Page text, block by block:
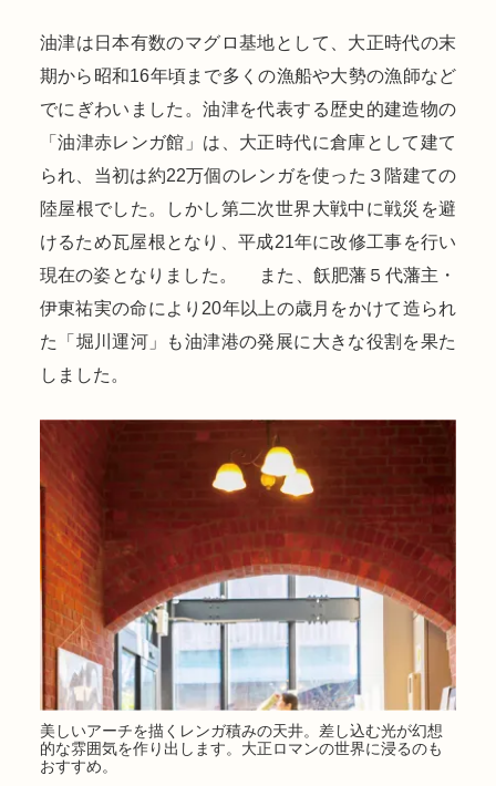
油津は日本有数のマグロ基地として、大正時代の末
期から昭和16年頃まで多くの漁船や大勢の漁師など
でにぎわいました。油津を代表する歴史的建造物の
「油津赤レンガ館」は、大正時代に倉庫として建て
られ、当初は約22万個のレンガを使った３階建ての
陸屋根でした。しかし第二次世界大戦中に戦災を避
けるため瓦屋根となり、平成21年に改修工事を行い
現在の姿となりました。 また、飫肥藩５代藩主・
伊東祐実の命により20年以上の歳月をかけて造られ
た「堀川運河」も油津港の発展に大きな役割を果た
しました。
美しいアーチを描くレンガ積みの天井。差し込む光が幻想
的な雰囲気を作り出します。大正ロマンの世界に浸るのも
おすすめ。